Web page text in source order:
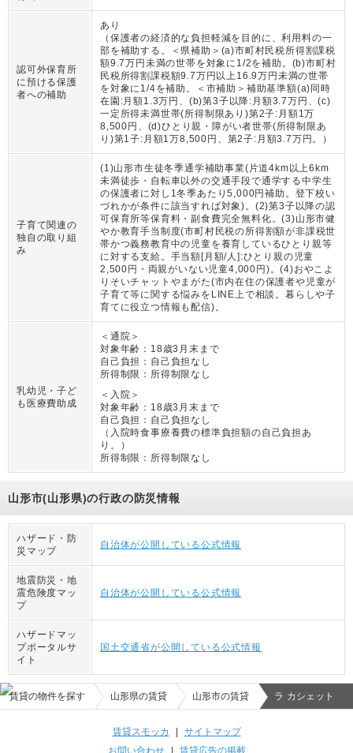
認可外保育所
に預ける保護
者への補助
あり
（ 保護者の経済的な負担軽減を目的に、利用料の一
部を補助する。＜県補助＞(a)市町村民税所得割課税
額9.7万円未満の世帯を対象に1/2を補助。(b)市町村
民税所得割課税額9.7万円以上16.9万円未満の世帯
を対象に1/4を補助。＜市補助＞補助基準額(a)同時
在園:月額1.3万円、(b)第3子以降:月額3.7万円、(c)
一定所得未満世帯(所得制限あり)第2子:月額1万
8,500円、(d)ひとり親・障がい者世帯(所得制限あ
り)第1子:月額1万8,500円、第2子:月額3.7万円。
）
子育て関連の
独自の取り組
み
(1)山形市生徒冬季通学補助事業(片道4km以上6km
未満徒歩・自転車以外の交通手段で通学する中学生
の保護者に対し1冬季あたり5,000円補助。登下校い
づれかが条件に該当すれば対象)。(2)第3子以降の認
可保育所等保育料・副食費完全無料化。(3)山形市健
やか教育手当制度(市町村民税の所得割額が非課税世
帯かつ義務教育中の児童を養育しているひとり親等
に対する支給。手当額[月額/人]:ひとり親の児童
2,500円・両親がいない児童4,000円)。(4)おやこよ
りそいチャットやまがた(市内在住の保護者や児童が
子育て等に関する悩みをLINE上で相談。暮らしや子
育てに役立つ情報も配信)。
乳幼児・子ど
も医療費助成
＜通院＞
対象年齢： 18歳3月末まで
自己負担： 自己負担なし
所得制限： 所得制限なし
＜入院＞
対象年齢： 18歳3月末まで
自己負担： 自己負担なし
（ 入院時食事療養費の標準負担額の自己負担あ
り。
）
所得制限： 所得制限なし
山形市(山形県)の行政の防災情報
ハザード・防
災マップ
自治体が公開している公式情報
地震防災・地
震危険度マッ
プ
自治体が公開している公式情報
ハザードマッ
プポータルサ
イト
国土交通省が公開している公式情報
賃貸の物件を探す 山形県の賃貸 山形市の賃貸 ラ カシェット
賃貸スモッカ
サイトマップ
お問い合わせ| 賃貸広告の掲載